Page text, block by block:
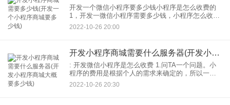
开发一个微信小程序要多少钱小程序是怎么收费的
1，开发一微信小程序需要多少钱，小程序怎么收
费？下面是一个详细的列表小程序的组件以及每个
组件的费用： 2.域名、产品主图、详细图片、店铺
2022-10-26 20:00
开发小程序商城需要什么服务器(开发小程序商城大概要多少钱)
: 开发微信小程序是怎么收费 1.问TA一个问题。小
程序的费用是根据个人的需求来确定的，所以一定
要和你确认详细的需求，才能确定。但是以下对小
程序开发价格的影响会比较大。您可以根据以下因
2022-10-26 20:30